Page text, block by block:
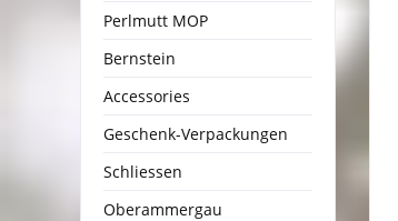
Perlmutt MOP
Bernstein
Accessories
Geschenk-Verpackungen
Schliessen
Oberammergau